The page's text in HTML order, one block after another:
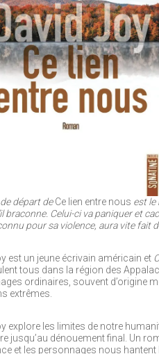
départ deCe lien entre nous est le
braconne. Celui-ci va paniquer et
pour sa violence, aura vite fait
est un jeune écrivain américain et
tous dans la région des
ordinaires, souvent d’origine
extrêmes.
explore les limites de notre
jusqu’au dénouement final. Un
et les personnages nous